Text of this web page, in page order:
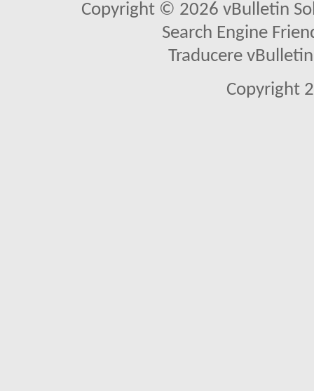
Copyright © 2026 vBulletin
Search Engine
Traducere
Copyright